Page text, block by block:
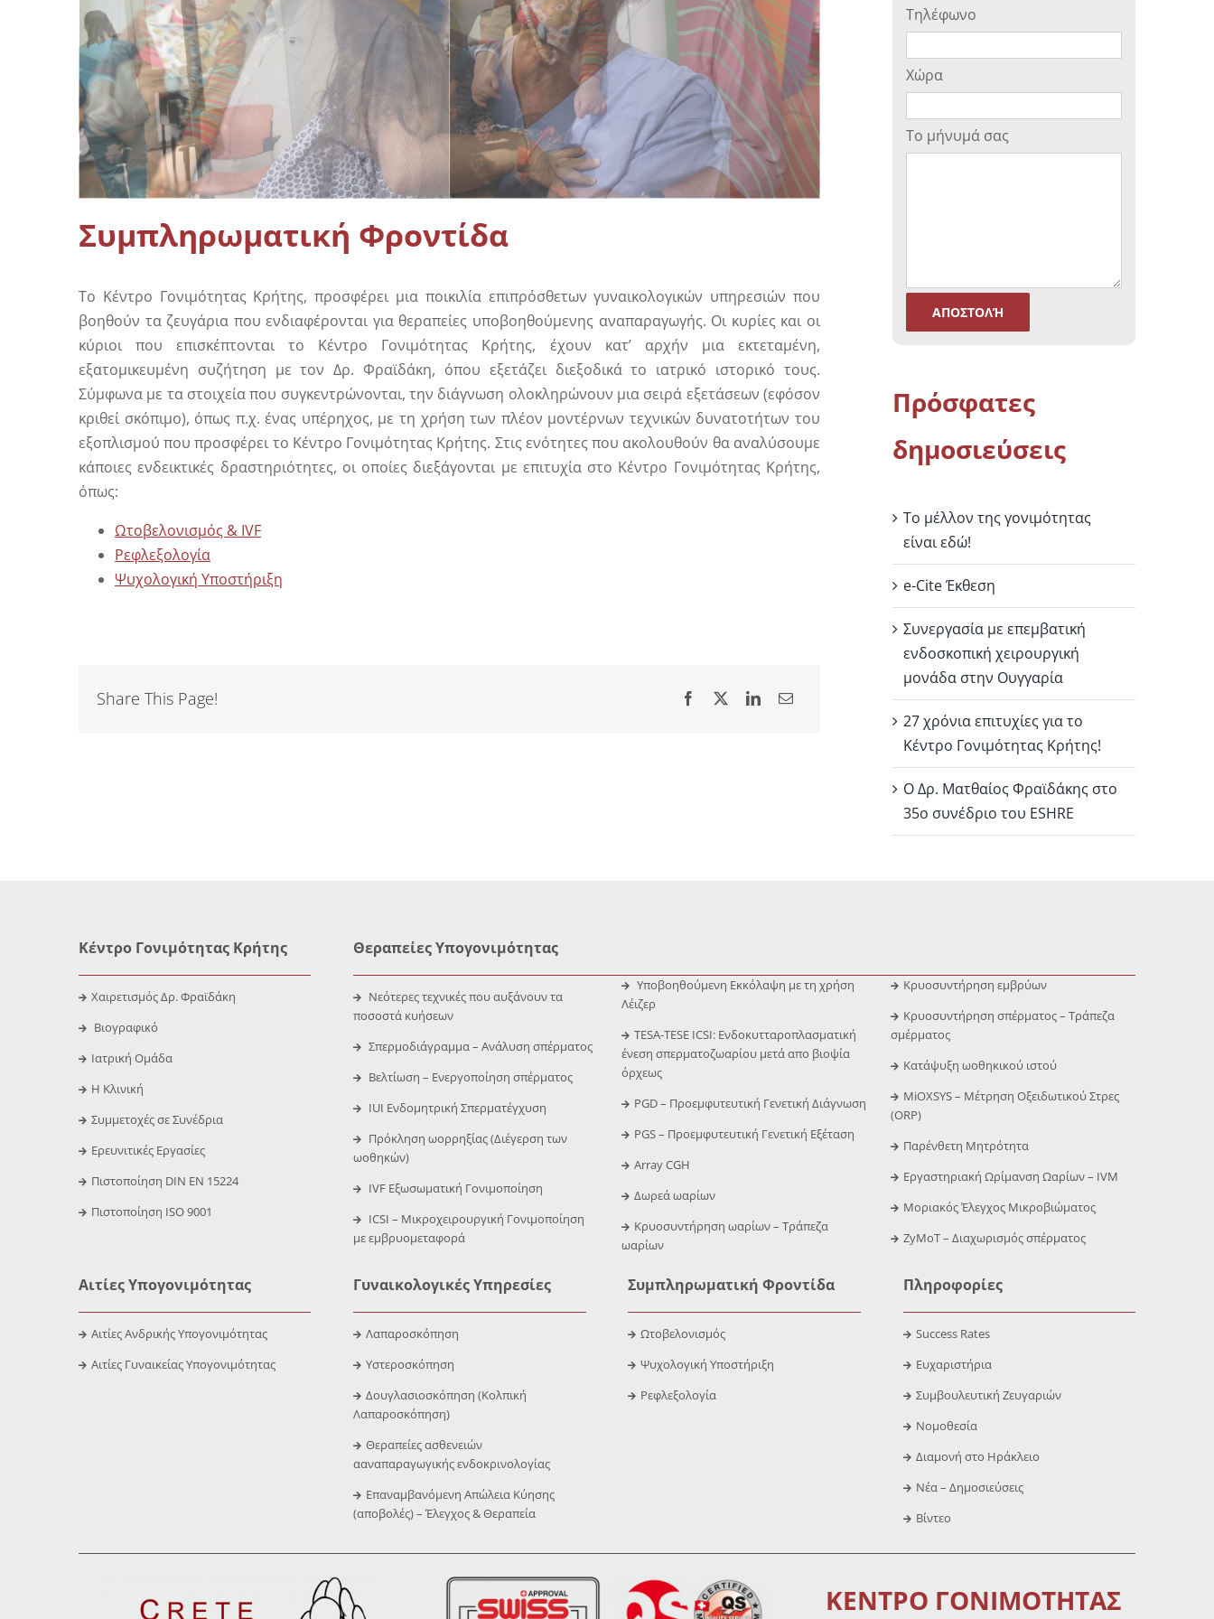
Βελτίωση – Ενεργοποίηση σπέρματος
Σπερμοδιάγραμμα – Ανάλυση
σπέρματος
Διαχωρισμός σπέρματος
Παρένθετη Μητρότητα Μοριακός Έλεγχος Μικροβιώματος
Συμπληρωματική Φροντίδα
Το Κέντρο Γονιμότητας Κρήτης, προσφέρει μια ποικιλία επιπρόσθετων γυναικολογικών υπηρεσιών που
βοηθούν τα ζευγάρια που ενδιαφέρονται για θεραπείες υποβοηθούμενης αναπαραγωγής. Οι κυρίες και οι
κύριοι που επισκέπτονται το Κέντρο Γονιμότητας Κρήτης, έχουν κατ’ αρχήν μια εκτεταμένη,
εξατομικευμένη συζήτηση με τον Δρ. Φραϊδάκη, όπου εξετάζει διεξοδικά το ιατρικό ιστορικό τους.
Σύμφωνα με τα στοιχεία που συγκεντρώνονται, την διάγνωση ολοκληρώνουν μια σειρά εξετάσεων (εφόσον
κριθεί σκόπιμο), όπως π.χ. ένας υπέρηχος, με τη χρήση των πλέον μοντέρνων τεχνικών δυνατοτήτων του
εξοπλισμού που προσφέρει το Κέντρο Γονιμότητας Κρήτης. Στις ενότητες που ακολουθούν θα αναλύσουμε
κάποιες ενδεικτικές δραστηριότητες, οι οποίες διεξάγονται με επιτυχία στο Κέντρο Γονιμότητας Κρήτης,
όπως:
Ωτοβελονισμός & IVF
Ρεφλεξολογία
Ψυχολογική Υποστήριξη
Share This Page!
Τηλέφωνο
Χώρα
Το μήνυμά σας
Πρόσφατες
δημοσιεύσεις
Το μέλλον της γονιμότητας
είναι εδώ!
e-Cite Έκθεση
Συνεργασία με επεμβατική
ενδοσκοπική χειρουργική
μονάδα στην Ουγγαρία
27 χρόνια επιτυχίες για το
Κέντρο Γονιμότητας Κρήτης!
Ο Δρ. Ματθαίος Φραϊδάκης στο
35ο συνέδριο του ESHRE
Κέντρο Γονιμότητας Κρήτης
Χαιρετισμός Δρ. Φραϊδάκη
Βιογραφικό
Ιατρική Ομάδα
Η Κλινική
Συμμετοχές σε Συνέδρια
Ερευνιτικές Εργασίες
Πιστοποίηση DIN EN 15224
Πιστοποίηση ISO 9001
Θεραπείες Υπογονιμότητας
Νεότερες τεχνικές που αυξάνουν τα
ποσοστά κυήσεων
Σπερμοδιάγραμμα – Ανάλυση σπέρματος
Βελτίωση – Ενεργοποίηση σπέρματος
IUI Ενδομητρική Σπερματέγχυση
Πρόκληση ωορρηξίας (Διέγερση των
ωοθηκών)
IVF Εξωσωματική Γονιμοποίηση
ICSI – Μικροχειρουργική Γονιμοποίηση
με εμβρυομεταφορά
Υποβοηθούμενη Εκκόλαψη με τη χρήση
Λέιζερ
TESA-TESE ICSI: Ενδοκυτταροπλασματική
ένεση σπερματοζωαρίου μετά απο βιοψία
όρχεως
PGD – Προεμφυτευτική Γενετική Διάγνωση
PGS – Προεμφυτευτική Γενετική Εξέταση
Array CGH
Δωρεά ωαρίων
Κρυοσυντήρηση ωαρίων – Τράπεζα
ωαρίων
Κρυοσυντήρηση εμβρύων
Κρυοσυντήρηση σπέρματος – Τράπεζα
σμέρματος
Κατάψυξη ωοθηκικού ιστού
MiOXSYS – Μέτρηση Οξειδωτικού Στρες
(ORP)
Παρένθετη Μητρότητα
Εργαστηριακή Ωρίμανση Ωαρίων – IVM
Μοριακός Έλεγχος Μικροβιώματος
ZyMoT – Διαχωρισμός σπέρματος
Αιτίες Υπογονιμότητας
Αιτίες Ανδρικής Υπογονιμότητας
Αιτίες Γυναικείας Υπογονιμότητας
Γυναικολογικές Υπηρεσίες
Λαπαροσκόπηση
Υστεροσκόπηση
Δουγλασιοσκόπηση (Κολπική
Λαπαροσκόπηση)
Θεραπείες ασθενειών
ααναπαραγωγικής ενδοκρινολογίας
Επαναμβανόμενη Απώλεια Κύησης
(αποβολές) – Έλεγχος & Θεραπεία
Συμπληρωματική Φροντίδα
Ωτοβελονισμός
Ψυχολογική Υποστήριξη
Ρεφλεξολογία
Πληροφορίες
Success Rates
Ευχαριστήρια
Συμβουλευτική Ζευγαριών
Νομοθεσία
Διαμονή στο Ηράκλειο
Νέα – Δημοσιεύσεις
Βίντεο
ΚΕΝΤΡΟ ΓΟΝΙΜΟΤΗΤΑΣ